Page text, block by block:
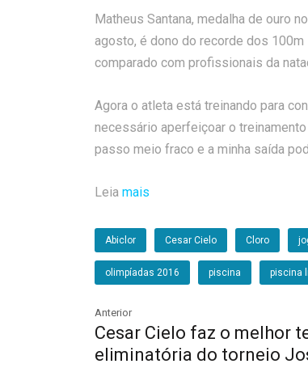
Matheus Santana, medalha de ouro
agosto, é dono do recorde dos
comparado com profissionais da
Agora o atleta está treinando para
necessário aperfeiçoar o
passo meio fraco e a minha saída
Leia mais
Abiclor Cesar Cielo Cloro
olimpíadas 2016 piscina piscina
Anterior
Cesar Cielo faz o melhor
eliminatória do torneio